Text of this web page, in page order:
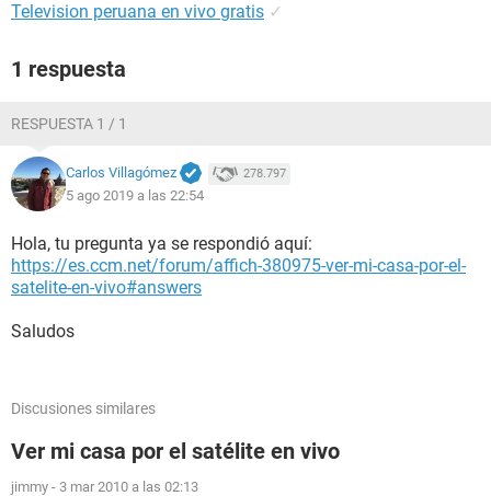
Television peruana en vivo gratis ✓
1 respuesta
RESPUESTA 1 / 1
Carlos Villagómez 278.797
5 ago 2019 a las 22:54
Hola, tu pregunta ya se respondió aquí:
https://es.ccm.net/forum/affich-380975-ver-mi-casa-por-el-
satelite-en-vivo#answers
Saludos
Discusiones similares
Ver mi casa por el satélite en vivo
jimmy - 3 mar 2010 a las 02:13